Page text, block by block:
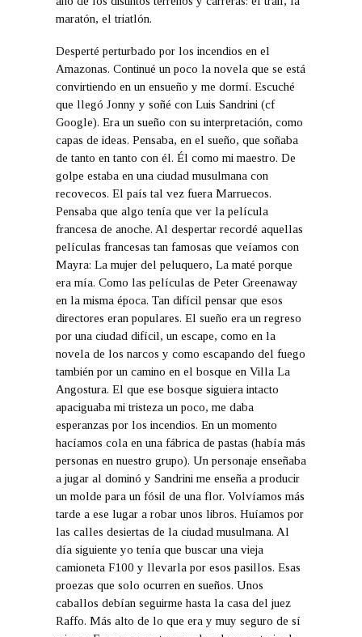
maratón, el triatlón.
Desperté perturbado por los incendios en el
Amazonas. Continué un poco la novela que se está
convirtiendo en un ensueño y me dormí. Escuché
que llegó Jonny y soñé con Luis Sandrini (cf
Google). Era un sueño con su interpretación, como
capas de ideas. Pensaba, en el sueño, que soñaba
de tanto en tanto con él. Él como mi maestro. De
golpe estaba en una ciudad musulmana con
recovecos. El país tal vez fuera Marruecos.
Pensaba que algo tenía que ver la película
francesa de anoche. Al despertar recordé aquellas
películas francesas tan famosas que veíamos con
Mayra: La mujer del peluquero, La maté porque
era mía. Como las películas de Peter Greenaway
en la misma época. Tan difícil pensar que esos
directores eran populares. El sueño era un regreso
por una ciudad difícil, un escape, como en la
novela de los narcos y como escapando del fuego
también por un camino en el bosque en Villa La
Angostura. El que ese bosque siguiera intacto
apaciguaba mi tristeza un poco, me daba
esperanzas por los incendios. En un momento
hacíamos cola en una fábrica de pastas (había más
personas en nuestro grupo). Un personaje enseñaba
a jugar al dominó y Sandrini me enseña a producir
un molde para un fósil de una flor. Volvíamos más
tarde a ese lugar a robar unos libros. Huíamos por
las calles desiertas de la ciudad musulmana. Al
día siguiente yo tenía que buscar una vieja
camioneta F100 y llevarla por esos pasillos. Esas
proezas que solo ocurren en sueños. Unos
caballos debían seguirme hasta la casa del juez
Raffo. Más alto de lo que era y muy seguro de sí